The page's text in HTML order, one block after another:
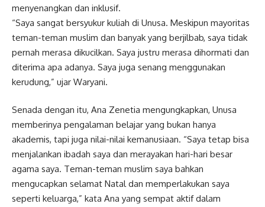
menyenangkan dan inklusif.
“Saya sangat bersyukur kuliah di Unusa. Meskipun mayoritas
teman-teman muslim dan banyak yang berjilbab, saya tidak
pernah merasa dikucilkan. Saya justru merasa dihormati dan
diterima apa adanya. Saya juga senang menggunakan
kerudung,” ujar Waryani.
Senada dengan itu, Ana Zenetia mengungkapkan, Unusa
memberinya pengalaman belajar yang bukan hanya
akademis, tapi juga nilai-nilai kemanusiaan. “Saya tetap bisa
menjalankan ibadah saya dan merayakan hari-hari besar
agama saya. Teman-teman muslim saya bahkan
mengucapkan selamat Natal dan memperlakukan saya
seperti keluarga,” kata Ana yang sempat aktif dalam